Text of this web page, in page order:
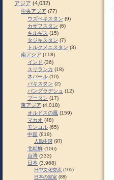
アジア (4,032)
中央アジア (77)
ウズベキスタン (9)
カザフスタン (6)
キルギス (15)
タジキスタン (7)
トルクメニスタン (3)
南アジア (118)
インド (36)
スリランカ (18)
ネパール (10)
パキスタン (2)
バングラデシュ (12)
ブータン (17)
東アジア (4,018)
オルドスの風 (159)
マカオ (48)
モンゴル (65)
中国 (819)
人民中国 (97)
北朝鮮 (106)
台湾 (333)
日本 (3,968)
日中文化交流 (105)
日本の皇室 (88)